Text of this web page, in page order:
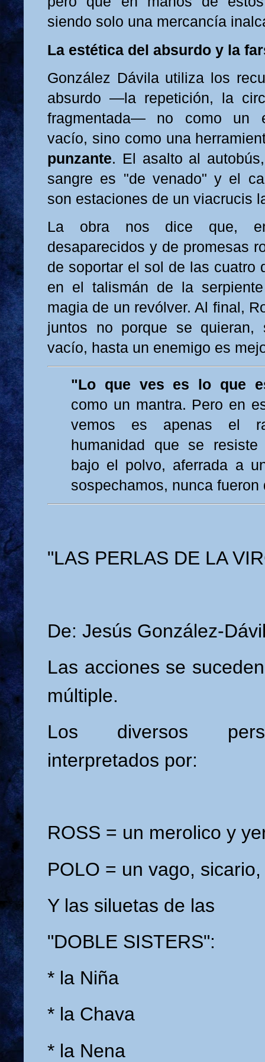
siendo solo una mercancía
La estética del absurdo y la
González Dávila utiliza los
absurdo —la repetición, la
fragmentada— no como un
vacío, sino como una
punzante. El asalto al
sangre es "de venado" y el
son estaciones de un viacrucis
La obra nos dice que,
desaparecidos y de promesas
de soportar el sol de las cuatro
en el talismán de la
magia de un revólver. Al final,
juntos no porque se quieran,
vacío, hasta un enemigo es
"Lo que ves es lo que
como un mantra. Pero en
vemos es apenas el
humanidad que se resiste
bajo el polvo, aferrada a
sospechamos, nunca fueron
"LAS PERLAS DE LA
De: Jesús González-
Las acciones se
múltiple.
Los diversos
interpretados por:
ROSS = un merolico y
POLO = un vago,
Y las siluetas de las
"DOBLE SISTERS":
* la Niña
* la Chava
* la Nena